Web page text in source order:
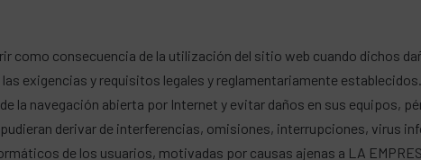
como consecuencia de la utilización del sitio web cuando dichos
exigencias y requisitos legales y reglamentariamente
la navegación abierta por Internet y evitar daños en sus equipos,
derivar de interferencias, omisiones, interrupciones, virus
de los usuarios, motivadas por causas ajenas a LA